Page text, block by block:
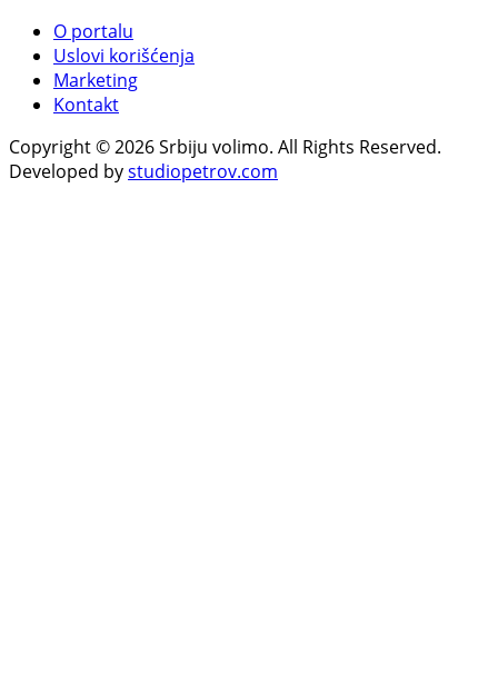
O portalu
Uslovi korišćenja
Marketing
Kontakt
Copyright © 2026 Srbiju volimo. All Rights Reserved.
Developed bystudiopetrov.com